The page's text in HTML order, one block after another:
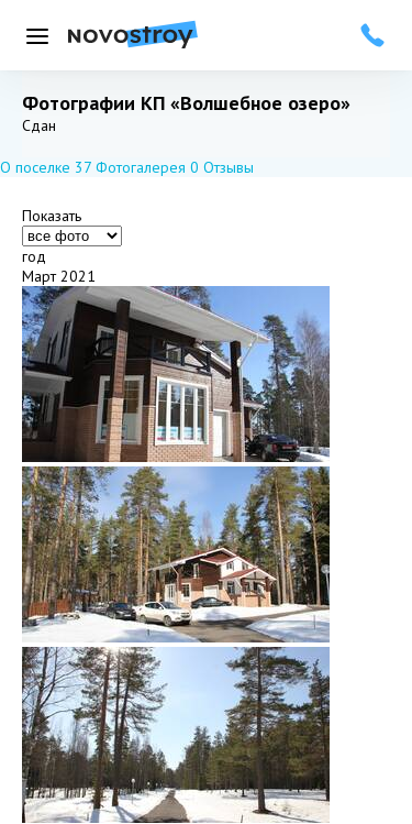
Меню
Фотографии КП «Волшебное озеро»
Добавить в избранное
Подписаться
Сдан
О поселке 37 Фотогалерея 0 Отзывы
Показать
год
Март 2021